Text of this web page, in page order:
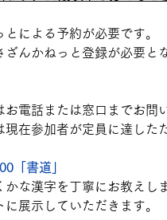
による予約が必要です。
んかねっと登録が必要と
お電話または窓口までお問
現在参加者が定員に達した
「書道」
な漢字を丁寧にお教えし
展示していただきます。